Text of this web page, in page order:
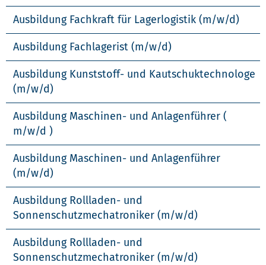
Ausbildung Fachkraft für Lagerlogistik (m/w/d)
Ausbildung Fachlagerist (m/w/d)
Ausbildung Kunststoff- und Kautschuktechnologe
(m/w/d)
Ausbildung Maschinen- und Anlagenführer (
m/w/d )
Ausbildung Maschinen- und Anlagenführer
(m/w/d)
Ausbildung Rollladen- und
Sonnenschutzmechatroniker (m/w/d)
Ausbildung Rollladen- und
Sonnenschutzmechatroniker (m/w/d)